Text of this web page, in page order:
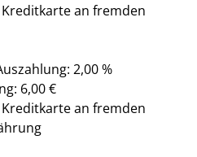
an fremden
2,00 %
6,00 €
an fremden